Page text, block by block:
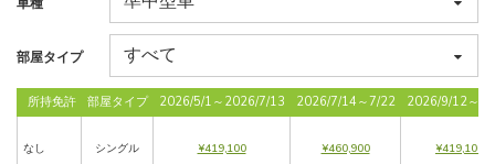
部屋タイプ
所持免許 部屋タイプ 2026/5/1～2026/7/13 2026/7/14～7/22 2026/9/12～
なし シングル ¥419,100 ¥460,900 ¥419,100